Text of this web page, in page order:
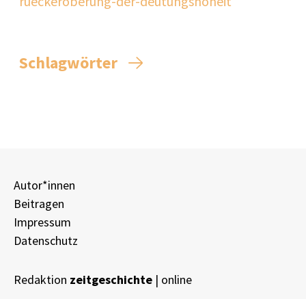
Schlagwörter
Autor*innen
Beitragen
Impressum
Datenschutz
Redaktion zeitgeschichte | online